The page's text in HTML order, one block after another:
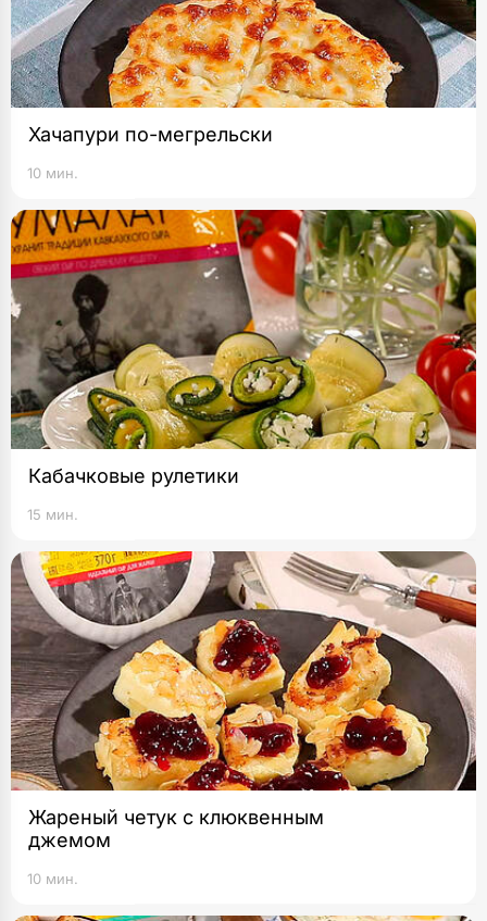
Хачапури по-мегрельски
10 мин.
Кабачковые рулетики
15 мин.
Жареный четук с клюквенным
джемом
10 мин.